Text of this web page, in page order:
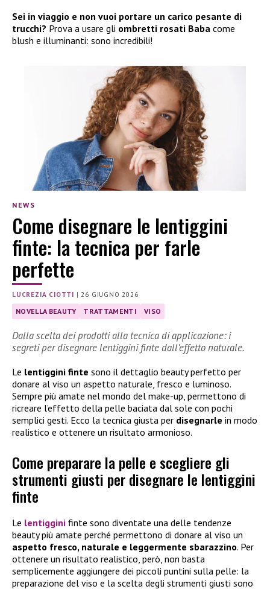
Sei in viaggio e non vuoi portare un carico pesante di
trucchi? Prova a usare gli ombretti rosati Baba come
blush e illuminanti: sono incredibili!
NEWS
Come disegnare le lentiggini
finte: la tecnica per farle
perfette
LUCREZIA CIOTTI |26 GIUGNO 2026
NOVELLA BEAUTY TRATTAMENTI VISO
Dalla scelta dei prodotti alla tecnica di applicazione: i
segreti per disegnare lentiggini finte dall’effetto naturale.
Le lentiggini finte sono il dettaglio beauty perfetto per
donare al viso un aspetto naturale, fresco e luminoso.
Sempre più amate nel mondo del make-up, permettono di
ricreare l’effetto della pelle baciata dal sole con pochi
semplici gesti. Ecco la tecnica giusta per disegnarle in modo
realistico e ottenere un risultato armonioso.
Come preparare la pelle e scegliere gli
strumenti giusti per disegnare le lentiggini
finte
Le lentiggini finte sono diventate una delle tendenze
beauty più amate perché permettono di donare al viso un
aspetto fresco, naturale e leggermente sbarazzino. Per
ottenere un risultato realistico, però, non basta
semplicemente aggiungere dei piccoli puntini sulla pelle: la
preparazione del viso e la scelta degli strumenti giusti sono